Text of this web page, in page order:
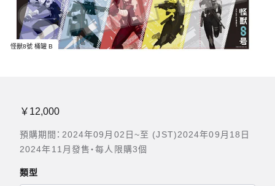
怪獸8號 桶罐 B
￥12,000
預購期間：2024年09月02日~至 (JST)2024年09月18日
2024年11月發售・每人限購3個
類型